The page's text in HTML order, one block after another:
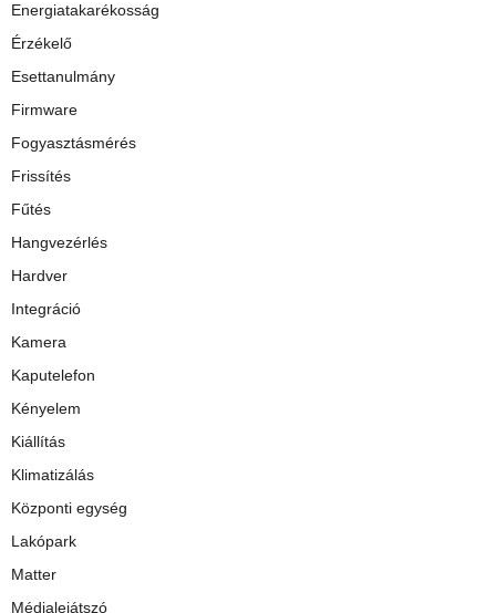
Energiatakarékosság
Érzékelő
Esettanulmány
Firmware
Fogyasztásmérés
Frissítés
Fűtés
Hangvezérlés
Hardver
Integráció
Kamera
Kaputelefon
Kényelem
Kiállítás
Klimatizálás
Központi egység
Lakópark
Matter
Médialejátszó